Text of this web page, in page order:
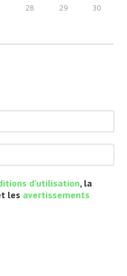
28 29 30
d'utilisation, la
les avertissements